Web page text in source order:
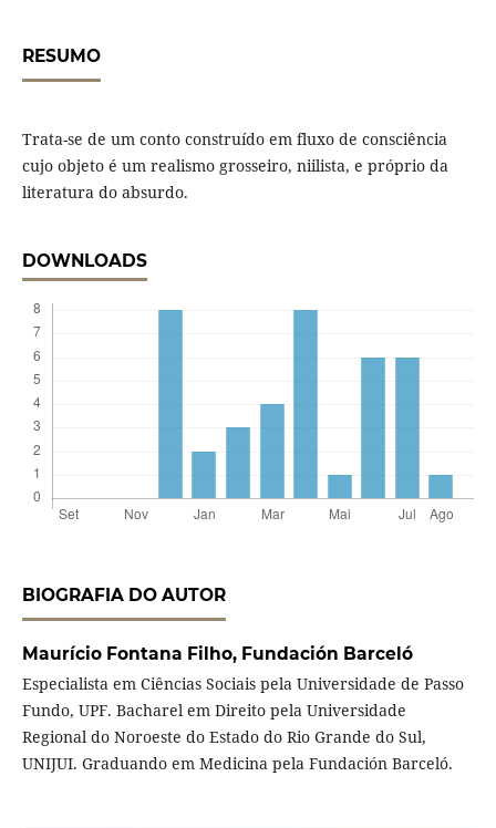
RESUMO
Trata-se de um conto construído em fluxo de consciência
cujo objeto é um realismo grosseiro, niilista, e próprio da
literatura do absurdo.
DOWNLOADS
BIOGRAFIA DO AUTOR
Maurício Fontana Filho, Fundación Barceló
Especialista em Ciências Sociais pela Universidade de Passo
Fundo, UPF. Bacharel em Direito pela Universidade
Regional do Noroeste do Estado do Rio Grande do Sul,
UNIJUI. Graduando em Medicina pela Fundación Barceló.